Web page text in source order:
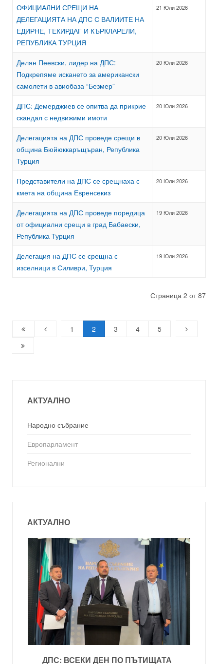
ОФИЦИАЛНИ СРЕЩИ НА
ДЕЛЕГАЦИЯТА НА ДПС С ВАЛИИТЕ НА
ЕДИРНЕ, ТЕКИРДАГ И КЪРКЛАРЕЛИ,
РЕПУБЛИКА ТУРЦИЯ
21 Юли 2026
Делян Пеевски, лидер на ДПС:
Подкрепяме искането за американски
самолети в авиобаза “Безмер”
20 Юли 2026
ДПС: Демерджиев се опитва да прикрие
скандал с недвижими имоти
20 Юли 2026
Делегацията на ДПС проведе срещи в
община Бюйюккаръщъран, Република
Турция
20 Юли 2026
Представители на ДПС се срещнаха с
кмета на община Евренсекиз
20 Юли 2026
Делегацията на ДПС проведе поредица
от официални срещи в град Бабаески,
Република Турция
19 Юли 2026
Делегация на ДПС се срещна с
изселници в Силиври, Турция
19 Юли 2026
Страница 2 от 87
1 2 3 4 5
АКТУАЛНО
Народно събрание
Европарламент
Регионални
АКТУАЛНО
ДПС: ВСЕКИ ДЕН ПО ПЪТИЩАТА